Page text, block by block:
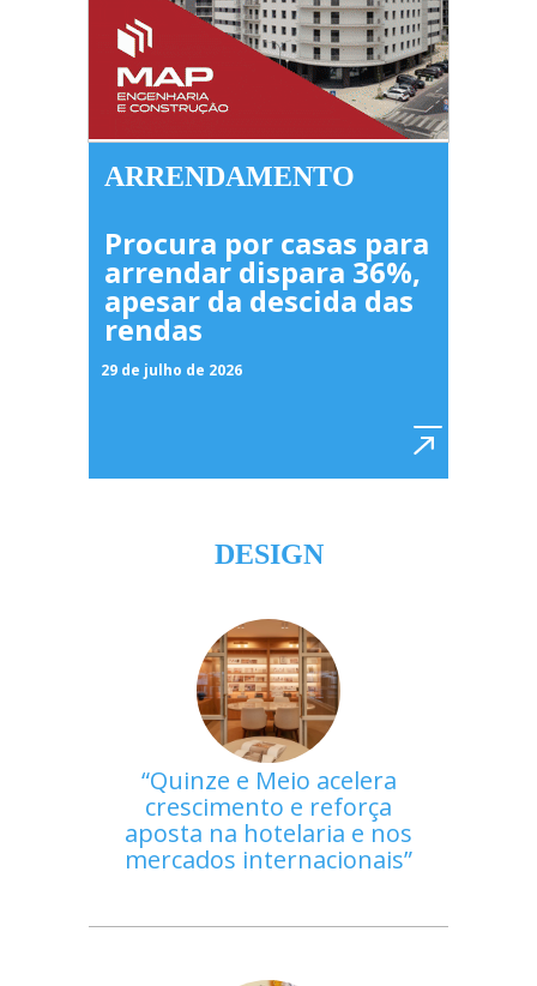
ARRENDAMENTO
Procura por casas para
arrendar dispara 36%,
apesar da descida das
rendas
29 de julho de 2026
DESIGN
Quinze e Meio acelera
crescimento e reforça
aposta na hotelaria e nos
mercados internacionais